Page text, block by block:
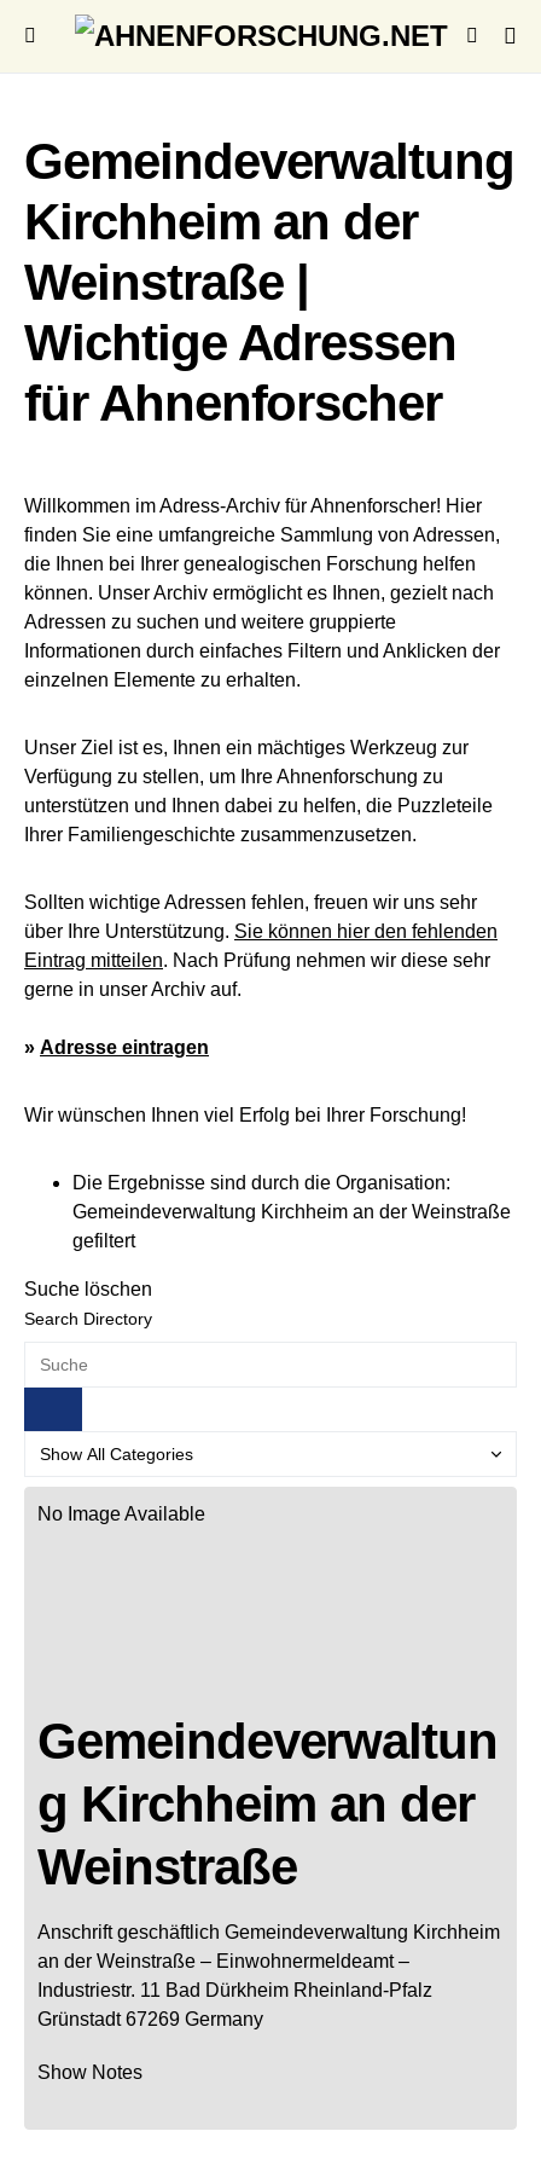
Gemeindeverwaltung
Kirchheim an der
Weinstraße |
Wichtige Adressen
für Ahnenforscher
Willkommen im Adress-Archiv für Ahnenforscher! Hier
finden Sie eine umfangreiche Sammlung von Adressen,
die Ihnen bei Ihrer genealogischen Forschung helfen
können. Unser Archiv ermöglicht es Ihnen, gezielt nach
Adressen zu suchen und weitere gruppierte
Informationen durch einfaches Filtern und Anklicken der
einzelnen Elemente zu erhalten.
Unser Ziel ist es, Ihnen ein mächtiges Werkzeug zur
Verfügung zu stellen, um Ihre Ahnenforschung zu
unterstützen und Ihnen dabei zu helfen, die Puzzleteile
Ihrer Familiengeschichte zusammenzusetzen.
Sollten wichtige Adressen fehlen, freuen wir uns sehr
über Ihre Unterstützung. Sie können hier den fehlenden
Eintrag mitteilen. Nach Prüfung nehmen wir diese sehr
gerne in unser Archiv auf.
» Adresse eintragen
Wir wünschen Ihnen viel Erfolg bei Ihrer Forschung!
Die Ergebnisse sind durch die Organisation:
Gemeindeverwaltung Kirchheim an der Weinstraße
gefiltert
Suche löschen
Search Directory
No Image Available
Gemeindeverwaltun
g Kirchheim an der
Weinstraße
Anschrift geschäftlich Gemeindeverwaltung Kirchheim
an der Weinstraße – Einwohnermeldeamt –
Industriestr. 11 Bad Dürkheim Rheinland-Pfalz
Grünstadt 67269 Germany
Show Notes